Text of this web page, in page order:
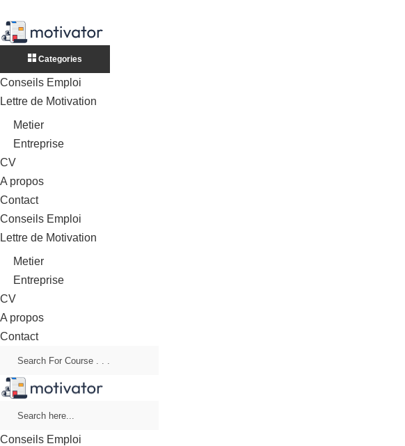
Categories
Conseils Emploi
Lettre de Motivation
Metier
Entreprise
CV
A propos
Contact
Conseils Emploi
Lettre de Motivation
Metier
Entreprise
CV
A propos
Contact
Conseils Emploi